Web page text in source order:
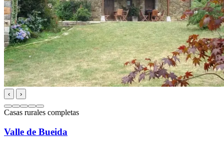
‹ ›
Casas rurales completas
Valle de Bueida